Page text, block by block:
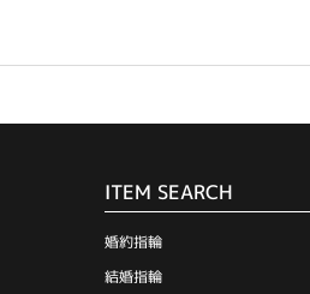
ITEM SEARCH
婚約指輪
結婚指輪